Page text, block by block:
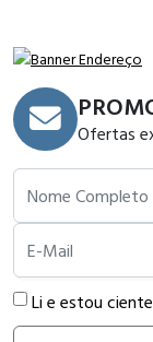
Ofertas
Nome Completo
E-Mail
Li e estou